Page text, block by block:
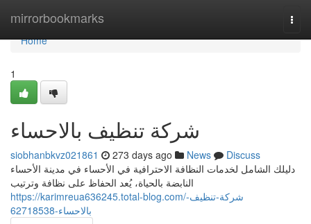
mirrorbookmarks
Home
Home
1
شركة تنظيف بالاحساء
siobhanbkvz021861 273 days ago News
Discuss
دليلك الشامل لخدمات النظافة الاحترافية في الأحساء في مدينة الأحساء
النابضة بالحياة، يُعد الحفاظ على نظافة وترتيب
https://karimreua636245.total-blog.com/شركة-تنظيف-
بالاحساء-62718538